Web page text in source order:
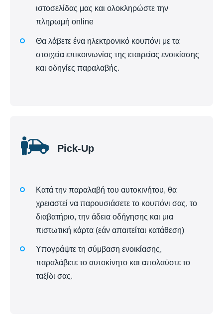
ιστοσελίδας μας και ολοκληρώστε την
πληρωμή online
Θα λάβετε ένα ηλεκτρονικό κουπόνι με τα
στοιχεία επικοινωνίας της εταιρείας ενοικίασης
και οδηγίες παραλαβής.
Pick-Up
Κατά την παραλαβή του αυτοκινήτου, θα
χρειαστεί να παρουσιάσετε το κουπόνι σας, το
διαβατήριο, την άδεια οδήγησης και μια
πιστωτική κάρτα (εάν απαιτείται κατάθεση)
Υπογράψτε τη σύμβαση ενοικίασης,
παραλάβετε το αυτοκίνητο και απολαύστε το
ταξίδι σας.